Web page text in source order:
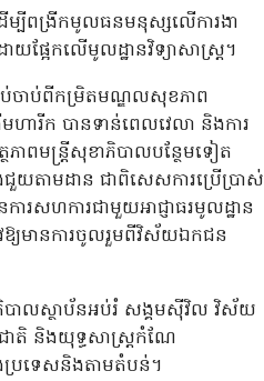
ម្បីពង្រីកមូលធនមនុស្សលើការងា
ោយផ្អែកលើមូលដ្ឋានវិទ្យាសាស្រ្ត។
ាប់ចាប់ពីកម្រិតមណ្ឌលសុខភាព
ារីក បានទាន់ពេលវេលា និងការ
ភាពមន្រ្តីសុខាភិបាលបន្ថែមទៀត
យតាមដាន ជាពិសេសការប្រើប្រាស់
រសហការជាមួយអាជ្ញាធរមូលដ្ឋាន
យមានការចូលរួមពីវិស័យឯកជន
ាភិបាលស្ថាប័នអប់រំ សង្គមស៊ីវិល វិស័យ
ាតិ និងយុទ្ធសាស្ត្រកំណែ
រទេសនិងតាមតំបន់។